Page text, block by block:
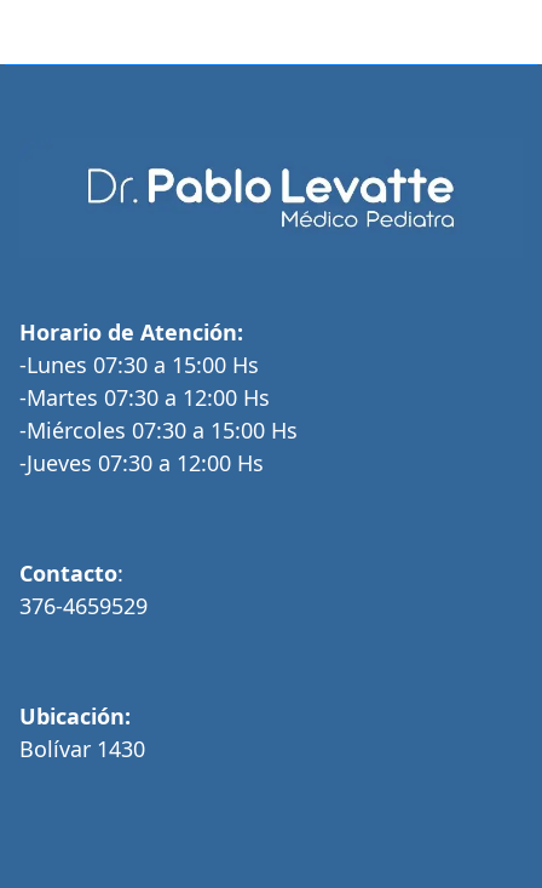
Horario de Atención:
-Lunes 07:30 a 15:00 Hs
-Martes 07:30 a 12:00 Hs
-Miércoles 07:30 a 15:00 Hs
-Jueves 07:30 a 12:00 Hs
Contacto:
376-4659529
Ubicación:
Bolívar 1430